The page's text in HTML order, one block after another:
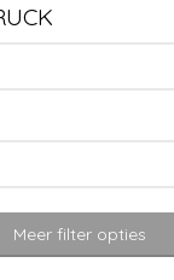
Meer filter opties